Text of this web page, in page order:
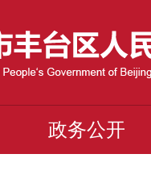
政务公开